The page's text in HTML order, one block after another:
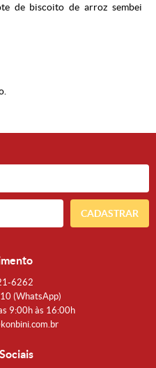
de biscoito de arroz sembei
CADASTRAR
6262
(WhatsApp)
9:00h às 16:00h